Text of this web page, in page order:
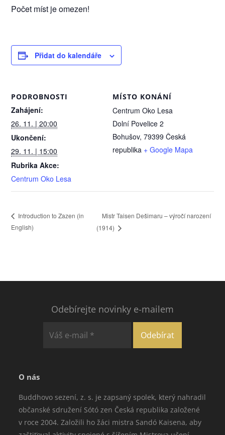
Počet míst je omezen!
Přidat do kalendáře
PODROBNOSTI
Zahájení:
26. 11. | 20:00
Ukončení:
29. 11. | 15:00
Rubrika Akce:
Centrum Oko Lesa
MÍSTO KONÁNÍ
Centrum Oko Lesa
Dolní Povelice 2
Bohušov, 79399 Česká
republika + Google Mapa
Introduction to Zazen (in
English)
Mistr Taisen Dešimaru – výročí narození
(1914)
Odebírejte novinky e-mailem
O nás
Buddhovo sezení, z. s. je zapsaný spolek, který nahradil
občanské sdružení Sótó zen Česká republika založené
v roce 2004. Založili ho žáci mistra Sandó Kaisena, aby